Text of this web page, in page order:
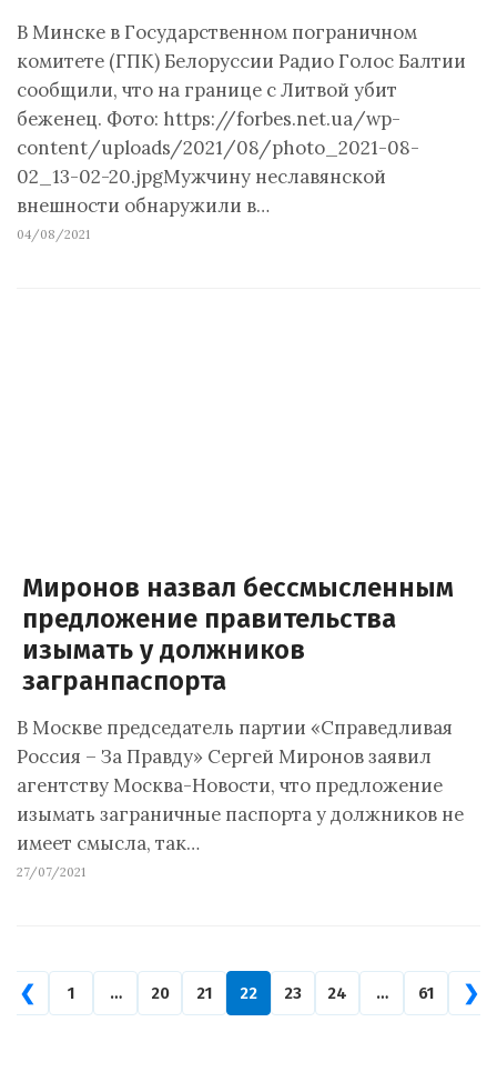
В Минске в Государственном пограничном
комитете (ГПК) Белоруссии Радио Голос Балтии
сообщили, что на границе с Литвой убит
беженец. Фото: https://forbes.net.ua/wp-
content/uploads/2021/08/photo_2021-08-
02_13-02-20.jpgМужчину неславянской
внешности обнаружили в…
04/08/2021
Миронов назвал бессмысленным
предложение правительства
изымать у должников
загранпаспорта
В Москве председатель партии «Справедливая
Россия – За Правду» Сергей Миронов заявил
агентству Москва-Новости, что предложение
изымать заграничные паспорта у должников не
имеет смысла, так…
27/07/2021
❮ 1 … 20 21 22 23 24 … 61 ❯